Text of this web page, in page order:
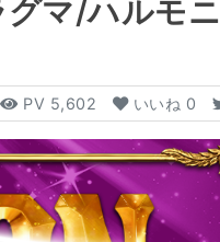
マ/ハルモニ
PV 5,602 いいね 0